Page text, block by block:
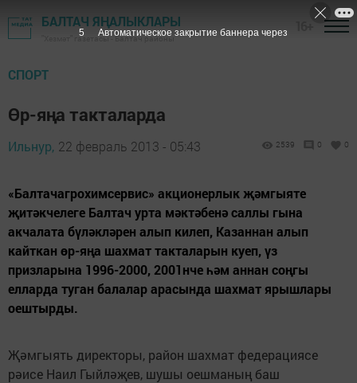
БАЛТАЧ ЯҢАЛЫКЛАРЫ
"Хезмәт" газетасы - Балтач районы
СПОРТ
Өр-яңа такталарда
Ильнур, 22 февраль 2013 - 05:43 2539 0 0
«Балтачагрохимсервис» акционерлык җәмгыяте
җитәкчелеге Балтач урта мәктәбенә саллы гына
акчалата бүләкләрен алып килеп, Казаннан алып
кайткан өр-яңа шахмат такталарын куеп, үз
призларына 1996-2000, 2001нче һәм аннан соңгы
елларда туган балалар арасында шахмат ярышлары
оештырды.
Җәмгыять директоры, район шахмат федерациясе
рәисе Наил Гыйләҗев, шушы оешманың баш
4 Автоматическое закрытие баннера через